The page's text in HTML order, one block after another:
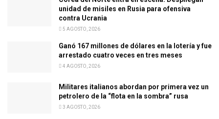
unidad de misiles en Rusia para ofensiva
contra Ucrania
5 AGOSTO, 2026
Ganó 167 millones de dólares en la lotería y fue
arrestado cuatro veces en tres meses
4 AGOSTO, 2026
Militares italianos abordan por primera vez un
petrolero de la “flota en la sombra” rusa
3 AGOSTO, 2026